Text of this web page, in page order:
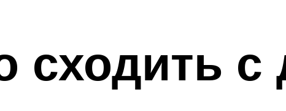
сходить с